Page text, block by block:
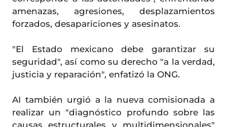
amenazas, agresiones, desplazamientos
forzados, desapariciones y asesinatos.
"El Estado mexicano debe garantizar su
seguridad", así como su derecho "a la verdad,
justicia y reparación", enfatizó la ONG.
AI también urgió a la nueva comisionada a
realizar un "diagnóstico profundo sobre las